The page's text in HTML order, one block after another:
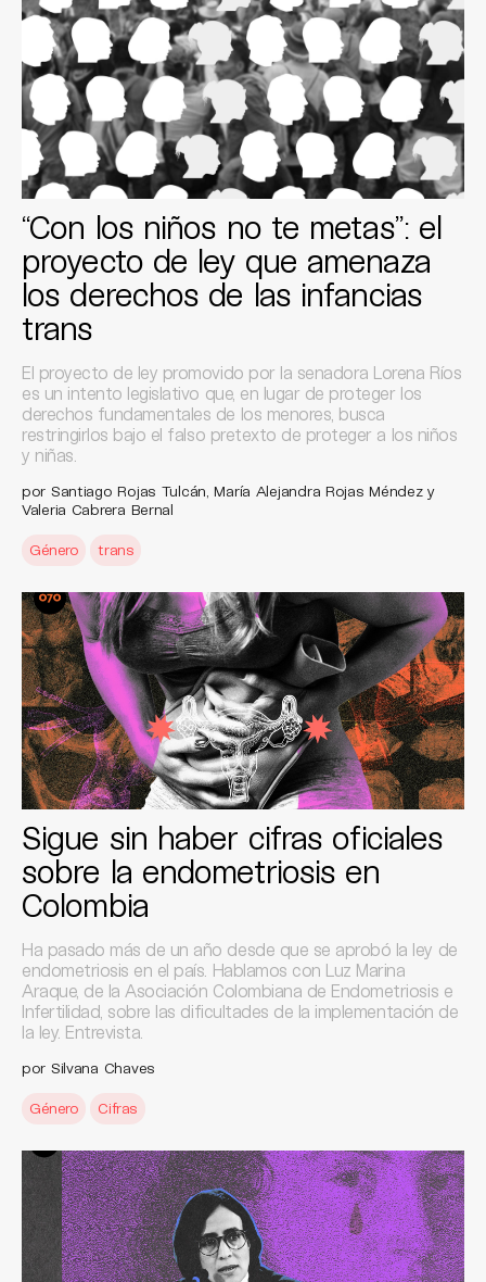
“Con los niños no te metas”: el
proyecto de ley que amenaza
los derechos de las infancias
trans
El proyecto de ley promovido por la senadora Lorena Ríos
es un intento legislativo que, en lugar de proteger los
derechos fundamentales de los menores, busca
restringirlos bajo el falso pretexto de proteger a los niños
y niñas.
por Santiago Rojas Tulcán, María Alejandra Rojas Méndez y
Valeria Cabrera Bernal
Género trans
Sigue sin haber cifras oficiales
sobre la endometriosis en
Colombia
Ha pasado más de un año desde que se aprobó la ley de
endometriosis en el país. Hablamos con Luz Marina
Araque, de la Asociación Colombiana de Endometriosis e
Infertilidad, sobre las dificultades de la implementación de
la ley. Entrevista.
por Silvana Chaves
Género Cifras